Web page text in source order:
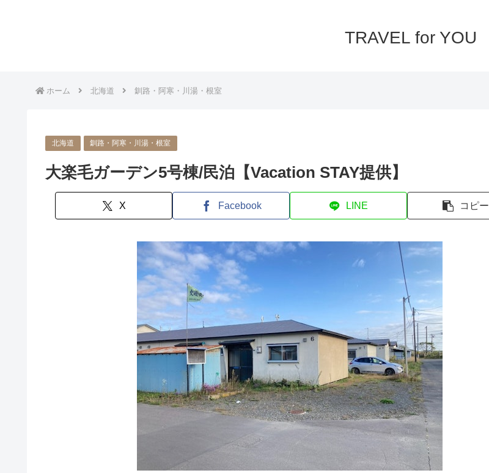
TRAVEL for YOU
ホーム 北海道 釧路・阿寒・川湯・根室
北海道 釧路・阿寒・川湯・根室
大楽毛ガーデン5号棟/民泊【Vacation STAY提供】
X Facebook LINE コピー